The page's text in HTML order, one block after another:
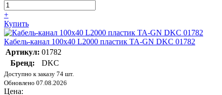
+
Купить
Кабель-канал 100х40 L2000 пластик TA-GN DKC 01782
Артикул: 01782
Бренд:
DKC
Доступно к заказу 74 шт.
Обновлено 07.08.2026
Цена: